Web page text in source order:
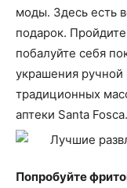
моды. Здесь есть
подарок.
побалуйте себя
украшения ручной
традиционных
аптеки Santa Fosca.
Попробуйте